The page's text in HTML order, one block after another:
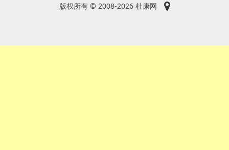
版权所有 © 2008-2026 杜康网